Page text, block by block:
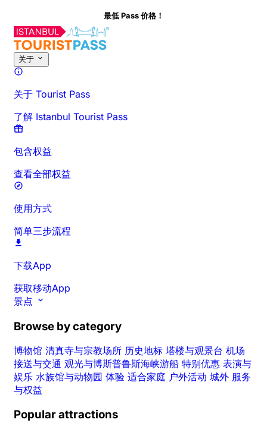
最低 Pass 价格！
关于
关于 Tourist Pass
了解 Istanbul Tourist Pass
包含权益
查看全部权益
使用方式
简单三步流程
下载App
获取移动App
景点
Browse by category
博物馆 清真寺与宗教场所 历史地标 塔楼与观景台 机场
接送与交通 观光与博斯普鲁斯海峡游船 特别优惠 表演与
娱乐 水族馆与动物园 体验 适合家庭 户外活动 城外 服务
与权益
Popular attractions
时间与时长 详细介绍 出行须知